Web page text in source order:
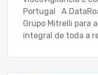
Portugal A
Grupo Mitrelli para
integral de toda a